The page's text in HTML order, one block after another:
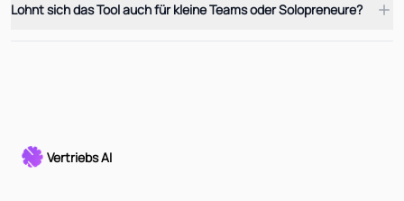
Lohnt sich das Tool auch für kleine Teams oder Solopreneure?
Vertriebs AI